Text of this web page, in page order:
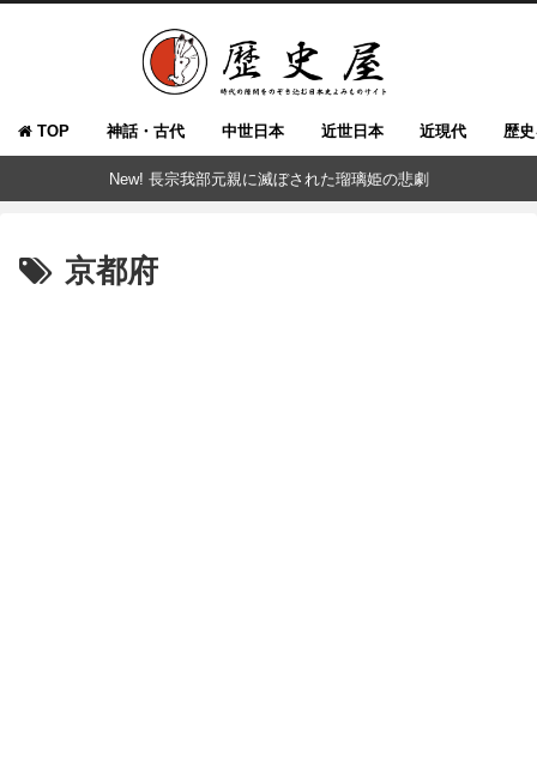
TOP 神話・古代 中世日本 近世日本 近現代 歴
New! 長宗我部元親に滅ぼされた瑠璃姫の悲劇
京都府